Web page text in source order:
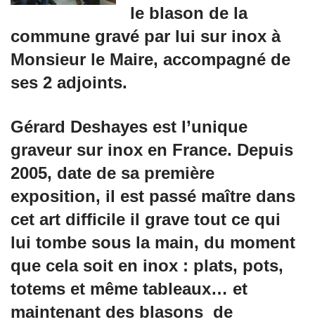
le blason de la
commune gravé par lui sur inox à
Monsieur le Maire, accompagné de
ses 2 adjoints.
Gérard Deshayes est l’unique
graveur sur inox en France. Depuis
2005, date de sa première
exposition, il est passé maître dans
cet art difficile il grave tout ce qui
lui tombe sous la main, du moment
que cela soit en inox : plats, pots,
totems et même tableaux… et
maintenant des blasons de